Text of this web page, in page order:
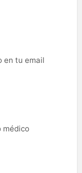
en tu email
médico